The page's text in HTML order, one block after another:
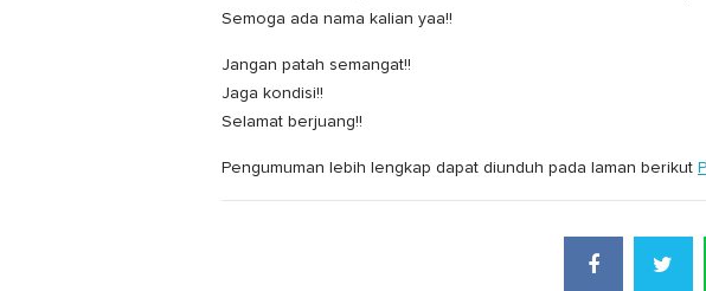
Semoga ada nama kalian yaa!!
Jangan patah semangat!!
Jaga kondisi!!
Selamat berjuang!!
Pengumuman lebih lengkap dapat diunduh pada laman berikut